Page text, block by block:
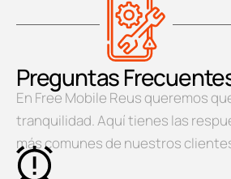
Preguntas
En Free Mobile Reus queremos
tranquilidad. Aquí tienes las
más comunes de nuestros